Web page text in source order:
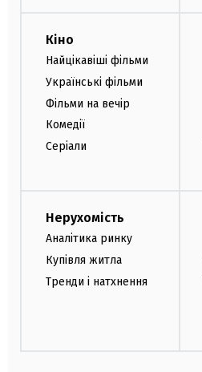
Кіно
Найцікавіші фільми
Українські фільми
Фільми на вечір
Комедії
Серіали
Нерухомість
Аналітика ринку
Купівля житла
Тренди і натхнення